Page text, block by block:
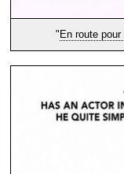
" En route